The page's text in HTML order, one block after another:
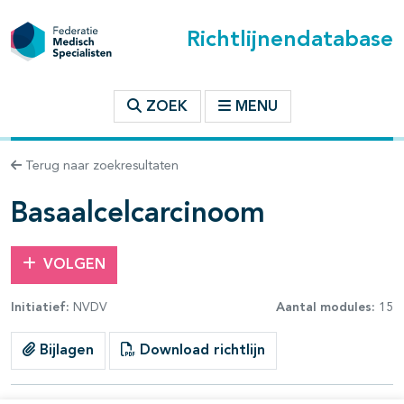
Richtlijnendatabase
ZOEK MENU
Terug naar zoekresultaten
Basaalcelcarcinoom
VOLGEN
Initiatief: NVDV Aantal modules: 15
Bijlagen Download richtlijn
binnen deze richtlijn